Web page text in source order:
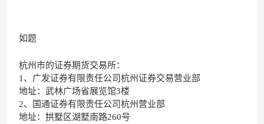
如题
杭州市的证券期货交易所：
1、广发证券有限责任公司杭州证券交易营业部
地址：武林广场省展览馆3楼
2、国通证券有限责任公司杭州营业部
地址：拱墅区湖墅南路260号